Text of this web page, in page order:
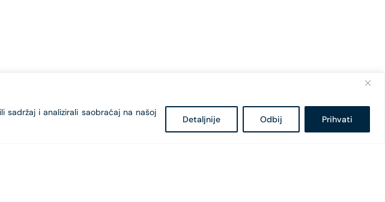
sadržaj i analizirali saobraćaj na našoj
Detaljnije Odbij Prihvati